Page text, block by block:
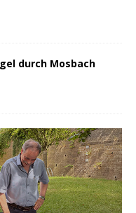
durch Mosbach